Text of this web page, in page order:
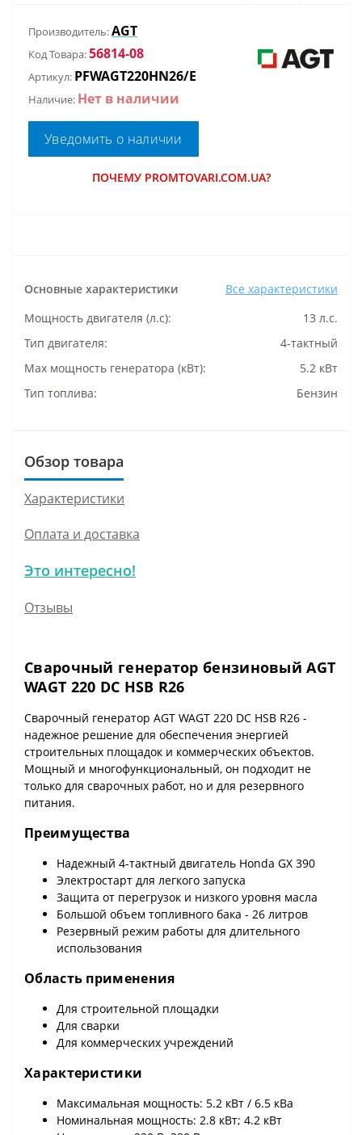
Производитель:AGT
Код Товара:56814-08
Артикул: PFWAGT220HN26/E
Наличие: Нет в наличии
Уведомить о наличии
ПОЧЕМУ PROMTOVARI.COM.UA?
Основные характеристики
Все характеристики
Мощность двигателя (л.с):
13 л.с.
Тип двигателя:
4-тактный
Маx мощность генератора (кВт):
5.2 кВт
Тип топлива:
Бензин
Обзор товара
Характеристики
Оплата и доставка
Это интересно!
Отзывы
Сварочный генератор бензиновый AGT
WAGT 220 DC HSB R26
Сварочный генератор AGT WAGT 220 DC HSB R26 -
надежное решение для обеспечения энергией
строительных площадок и коммерческих объектов.
Мощный и многофункциональный, он подходит не
только для сварочных работ, но и для резервного
питания.
Преимущества
Надежный 4-тактный двигатель Honda GX 390
Электростарт для легкого запуска
Защита от перегрузок и низкого уровня масла
Большой объем топливного бака - 26 литров
Резервный режим работы для длительного
использования
Область применения
Для строительной площадки
Для сварки
Для коммерческих учреждений
Характеристики
Максимальная мощность: 5.2 кВт / 6.5 кВа
Номинальная мощность: 2.8 кВт; 4.2 кВт